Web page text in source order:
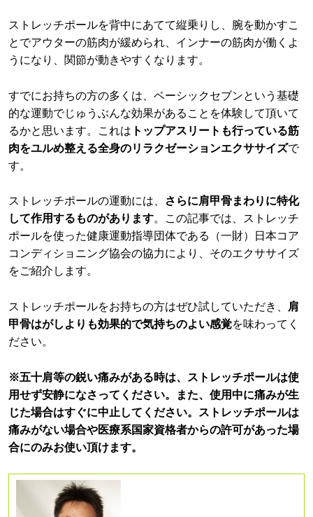
ストレッチポールを背中にあてて縦乗りし、腕を動かすこ
とでアウターの筋肉が緩められ、インナーの筋肉が働くよ
うになり、関節が動きやすくなります。
すでにお持ちの方の多くは、ベーシックセブンという基礎
的な運動でじゅうぶんな効果があることを体験して頂いて
るかと思います。これは トップアスリートも行っている筋
肉をユルめ整える全身のリラクゼーションエクササイズで
す。
ストレッチポールの運動には、
さらに肩甲骨まわりに特化
して作用するものがあります。この記事では、ストレッチ
ポールを使った健康運動指導団体である（一財）日本コア
コンディショニング協会の協力により、そのエクササイズ
をご紹介します。
ストレッチポールをお持ちの方はぜひ試していただき、
肩
甲骨はがしよりも効果的で気持ちのよい感覚を味わってく
ださい。
※五十肩等の鋭い痛みがある時は、ストレッチポールは使
用せず安静になさってください。また、使用中に痛みが生
じた場合はすぐに中止してください。ストレッチポールは
痛みがない場合や医療系国家資格者からの許可があった場
合にのみお使い頂けます。